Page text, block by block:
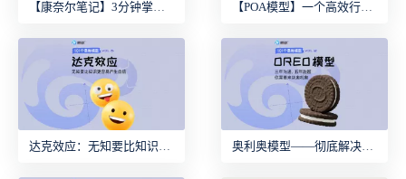
达克效应：无知要比知识更容易产生自信 奥利奥模型——彻底解决三年沟通，五年跑题！